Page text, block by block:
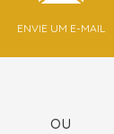
ENVIE UM E-MAIL
ou